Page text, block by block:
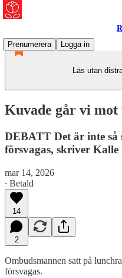
Prenumerera
Logga in
Läs utan
Kuvade går vi mot
DEBATT Det är inte
försvagas, skriver Kalle
mar 14, 2026
∙ Betald
14
2
Ombudsmannen satt på
försvagas.